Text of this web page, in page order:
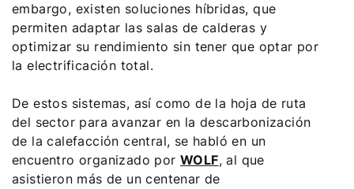
embargo, existen soluciones híbridas, que
permiten adaptar las salas de calderas y
optimizar su rendimiento sin tener que optar por
la electrificación total.
De estos sistemas, así como de la hoja de ruta
del sector para avanzar en la descarbonización
de la calefacción central, se habló en un
encuentro organizado por WOLF, al que
asistieron más de un centenar de